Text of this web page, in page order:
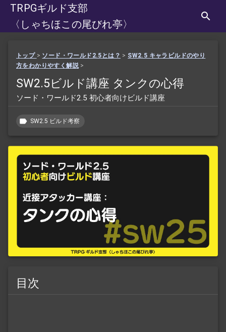
TRPGギルド支部
〈しゃちほこの尾びれ亭〉
トップ > ソード・ワールド2.5とは？ > SW2.5 キャラビルドのやり
方をわかりやすく解説>
SW2.5ビルド講座 タンクの心得
ソード・ワールド2.5 初心者向けビルド講座
SW2.5 ビルド考察
目次